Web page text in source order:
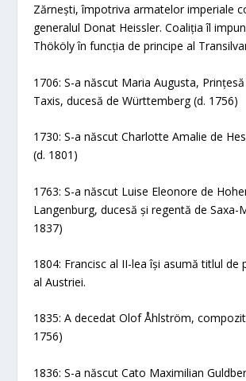
Zărnești, împotriva armatelor imperiale
generalul Donat Heissler. Coaliția îl
Thököly în funcția de principe al
1706: S-a născut Maria Augusta,
Taxis, ducesă de Württemberg (d. 1756)
1730: S-a născut Charlotte Amalie de
(d. 1801)
1763: S-a născut Luise Eleonore de
Langenburg, ducesă și regentă de Saxa-
1837)
1804: Francisc al II-lea își asumă titlul de
al Austriei.
1835: A decedat Olof Åhlström,
1756)
1836: S-a născut Cato Maximilian